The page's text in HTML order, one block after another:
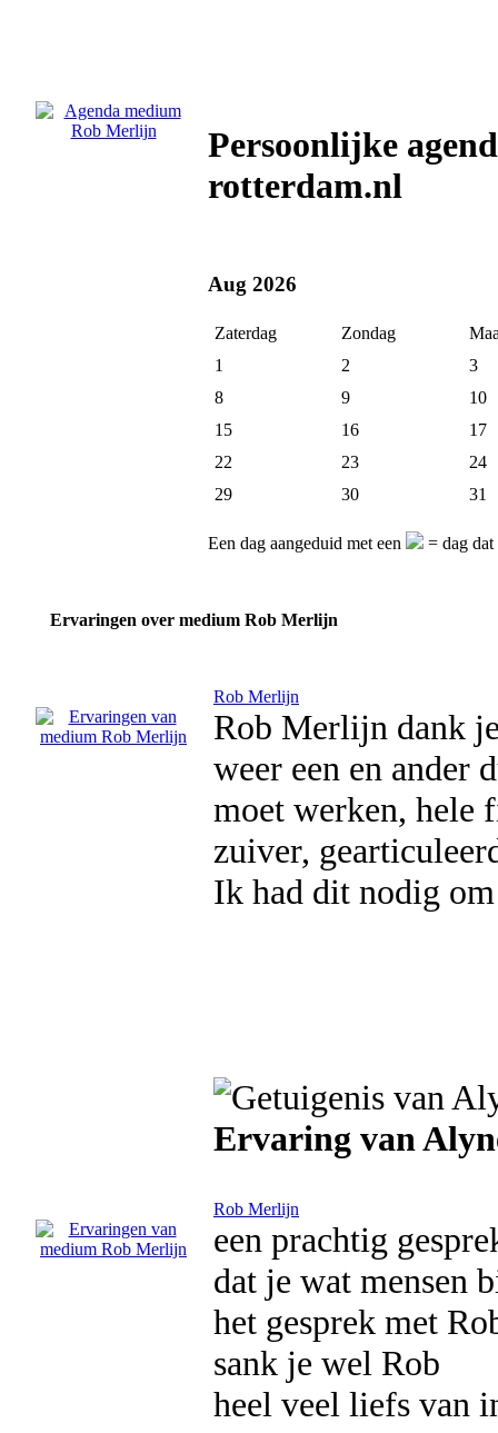
Persoonlijke
rotterdam.nl
Aug 2026
Zaterdag Zondag
1
2
3
8
9
10
15
16
17
22
23
24
29
30 31
Een dag aangeduid met een = dag
Ervaringen over medium Rob Merlijn
Rob Merlijn
Rob Merlijn dank
weer een en ander
moet werken, hele
zuiver,
Ik had dit nodig
Ervaring van
Rob Merlijn
een prachtig
dat je wat mensen
het gesprek met
sank je wel Rob
heel veel liefs van